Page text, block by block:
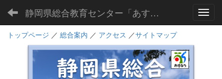
静岡県総合教育センター「あすなろ」
トップページ ／ 総合案内 ／ アクセス ／サイトマップ